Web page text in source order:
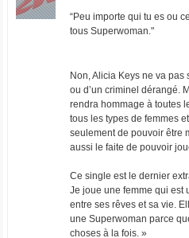
“Peu importe qui tu es ou
tous Superwoman."
Non, Alicia Keys ne va pas
ou d’un criminel dérangé.
rendra hommage à toutes
tous les types de femmes
seulement de pouvoir être
aussi le faite de pouvoir
Ce single est le dernier
Je joue une femme qui est
entre ses rêves et sa vie.
une Superwoman parce
choses à la fois. »